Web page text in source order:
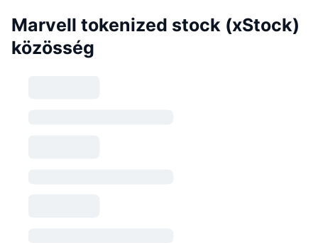
Marvell tokenized stock (xStock)
közösség